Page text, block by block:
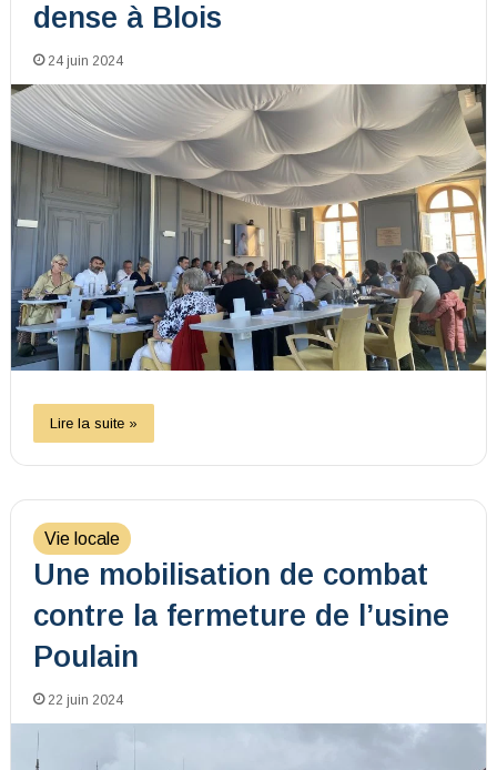
dense à Blois
24 juin 2024
Lire la suite »
Vie locale
Une mobilisation de combat
contre la fermeture de l’usine
Poulain
22 juin 2024